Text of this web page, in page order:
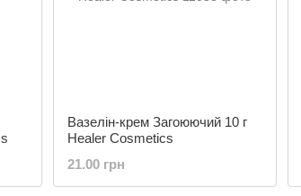
Вазелін-крем Загоюючий 10 г
Healer Cosmetics
21.00 грн